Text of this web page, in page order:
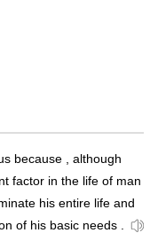
because , although
factor in the life of man
his entire life and
of his basic needs .